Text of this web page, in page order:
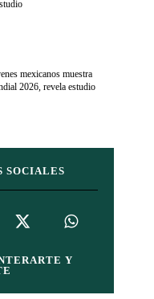
mexicanos muestra
2026, revela estudio
SOCIALES
Y